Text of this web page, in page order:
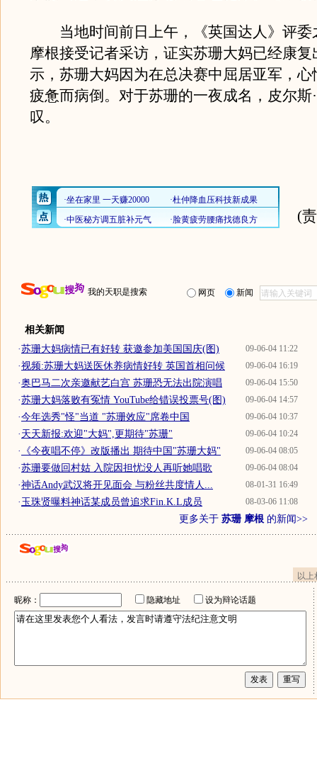
当地时间前日上午，《英国达人》评委
摩根接受记者采访，证实苏珊大妈已经康复
示，苏珊大妈因为在总决赛中屈居亚军，心
疲惫而病倒。对于苏珊的一夜成名，皮尔斯
叹。
(
我的天职是搜索 网页 新闻
相关新闻
09-06-04 11:22
·苏珊大妈病情已有好转 获邀参加美国国庆(图)
09-06-04 16:19
·视频:苏珊大妈送医休养病情好转 英国首相问候
09-06-04 15:50
·奥巴马二次亲邀献艺白宫 苏珊恐无法出院演唱
09-06-04 14:57
·苏珊大妈落败有冤情 YouTube给错误投票号(图)
09-06-04 10:37
·今年选秀"怪"当道 "苏珊效应"席卷中国
09-06-04 10:24
·天天新报:欢迎"大妈",更期待"苏珊"
09-06-04 08:05
· 《今夜唱不停》改版播出 期待中国"苏珊大妈"
09-06-04 08:04
·苏珊要做回村姑 入院因担忧没人再听她唱歌
08-01-31 16:49
·神话Andy武汉将开见面会 与粉丝共度情人...
08-03-06 11:08
·玉珠贤曝料神话某成员曾追求Fin.K.L成员
更多关于 苏珊 摩根 的新闻>>
以
昵称： 隐藏地址 设为辩论话题